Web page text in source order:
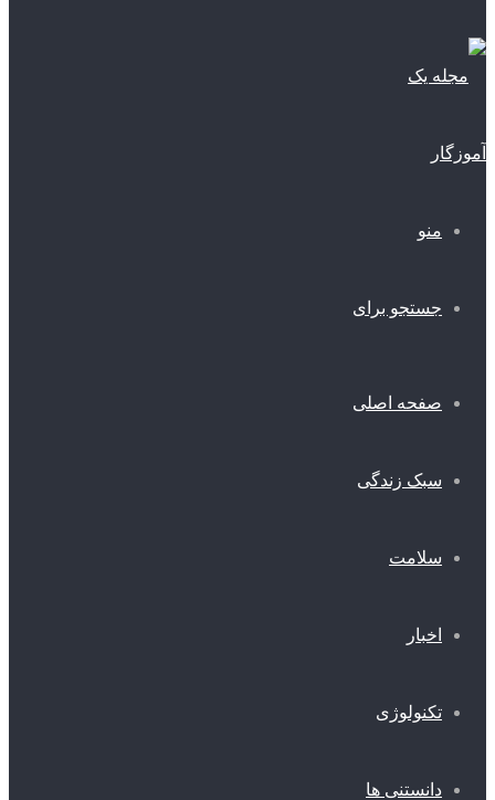
منو
جستجو برای
صفحه اصلی
سبک زندگی
سلامت
اخبار
تکنولوژی
دانستنی ها